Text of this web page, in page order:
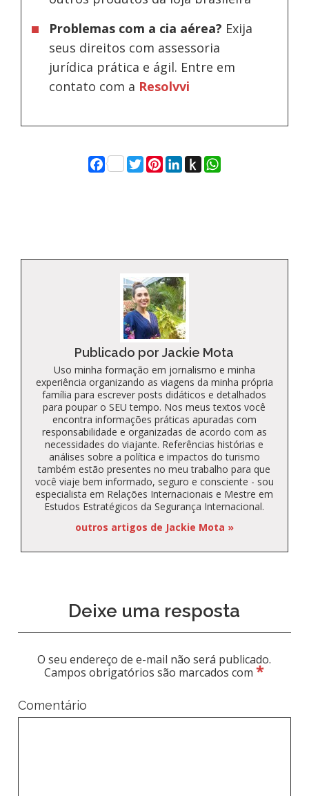
Problemas com a cia aérea? Exija
seus direitos com assessoria
jurídica prática e ágil. Entre em
contato com a Resolvvi
Facebook
Twitter
Pinterest
LinkedIn
Push
to
WhatsApp
Publicado por Jackie Mota
Uso minha formação em jornalismo e minha
experiência organizando as viagens da minha própria
família para escrever posts didáticos e detalhados
para poupar o SEU tempo. Nos meus textos você
encontra informações práticas apuradas com
responsabilidade e organizadas de acordo com as
necessidades do viajante. Referências histórias e
análises sobre a política e impactos do turismo
também estão presentes no meu trabalho para que
você viaje bem informado, seguro e consciente - sou
especialista em Relações Internacionais e Mestre em
Estudos Estratégicos da Segurança Internacional.
outros artigos de Jackie Mota »
Deixe uma resposta
O seu endereço de e-mail não será publicado.
Campos obrigatórios são marcados com*
Comentário